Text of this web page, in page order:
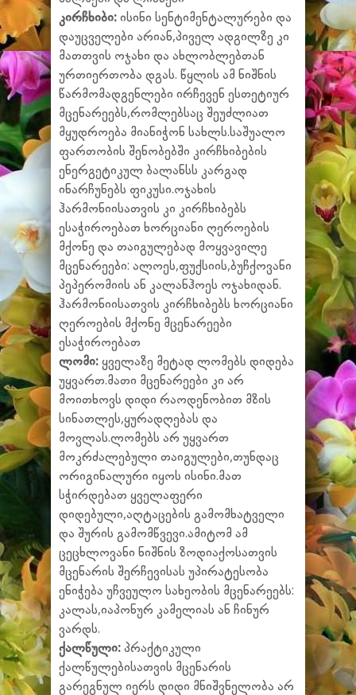
კირჩხიბი:ისინი სენტიმენტალურები და
დაუცველები არიან,პიველ ადგილზე კი
მათთვის ოჯახი და ახლობლებთან
ურთიერთობა დგას. წყლის ამ ნიშნის
წარმომადგენლები ირჩევენ ესთეტიურ
მცენარეებს,რომლებსაც შეუძლიათ
მყუდროება მიანიჭონ სახლს.საშუალო
ფართობის შენობებში კირჩხიბების
ენერგეტიკულ ბალანსს კარგად
ინარჩუნებს ფიკუსი.ოჯახის
ჰარმონიისათვის კი კირჩხიბებს
ესაჭიროებათ ხორციანი ღეროების
მქონე და თაიგულებად მოყვავილე
მცენარეები: ალოეს,ფუქსიის,ბუჩქოვანი
პეპერომიის ან კალანჰოეს ოჯახიდან.
ჰარმონიისათვის კირჩხიბებს ხორციანი
ღეროების მქონე მცენარეები
ესაჭიროებათ
ლომი:ყველაზე მეტად ლომებს დიდება
უყვართ.მათი მცენარეები კი არ
მოითხოვს დიდი რაოდენობით მზის
სინათლეს,ყურადღებას და
მოვლას.ლომებს არ უყვართ
მოკრძალებული თაიგულები,თუნდაც
ორიგინალური იყოს ისინი.მათ
სჭირდებათ ყველაფერი
დიდებული,აღტაცების გამომხატველი
და შურის გამომწვევი.ამიტომ ამ
ცეცხლოვანი ნიშნის ზოდიაქოსათვის
მცენარის შერჩევისას უპირატესობა
ენიჭება უჩვეულო სახეობის მცენარეებს:
კალას,იაპონურ კამელიას ან ჩინურ
ვარდს.
ქალწული:პრაქტიკული
ქალწულებისათვის მცენარის
გარეგნულ იერს დიდი მნიშვნელობა არ